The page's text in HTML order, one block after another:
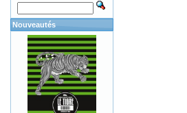
Nouveautés